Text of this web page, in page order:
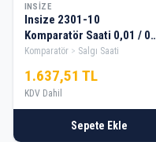
INSIZE
Insize 2301-10
Komparatör Saati 0,01 / 0-
10 Kulaklı
Komparatör Salgı Saati
1.637,51 TL
KDV Dahil
Sepete Ekle